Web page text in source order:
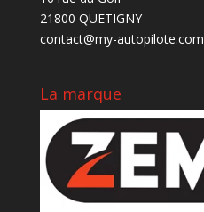
21800 QUETIGNY
contact@my-autopilote.com
La marque